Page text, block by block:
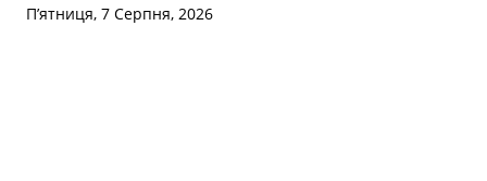
П’ятниця, 7 Серпня, 2026